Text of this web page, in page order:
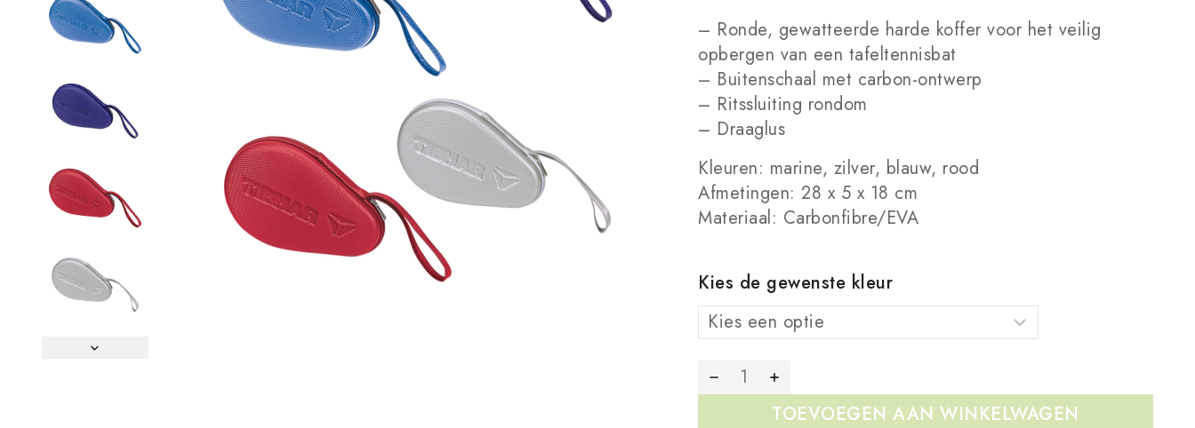
– Ronde, gewatteerde harde koffer voor het veilig
opbergen van een tafeltennisbat
– Buitenschaal met carbon-ontwerp
– Ritssluiting rondom
– Draaglus
Kleuren: marine, zilver, blauw, rood
Afmetingen: 28 x 5 x 18 cm
Materiaal: Carbonfibre/EVA
Kies de gewenste kleur
TOEVOEGEN AAN WINKELWAGEN